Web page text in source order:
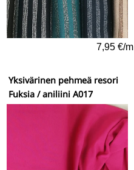
7,95 €/m
Yksivärinen pehmeä resori
Fuksia / aniliini A017